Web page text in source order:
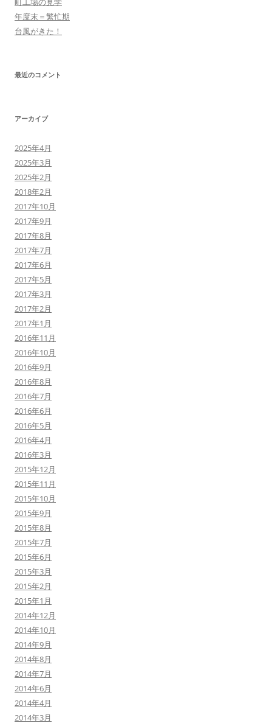
年度末＝繁忙期
台風がきた！
最近のコメント
アーカイブ
2025年4月
2025年3月
2025年2月
2018年2月
2017年10月
2017年9月
2017年8月
2017年7月
2017年6月
2017年5月
2017年3月
2017年2月
2017年1月
2016年11月
2016年10月
2016年9月
2016年8月
2016年7月
2016年6月
2016年5月
2016年4月
2016年3月
2015年12月
2015年11月
2015年10月
2015年9月
2015年8月
2015年7月
2015年6月
2015年3月
2015年2月
2015年1月
2014年12月
2014年10月
2014年9月
2014年8月
2014年7月
2014年6月
2014年4月
2014年3月